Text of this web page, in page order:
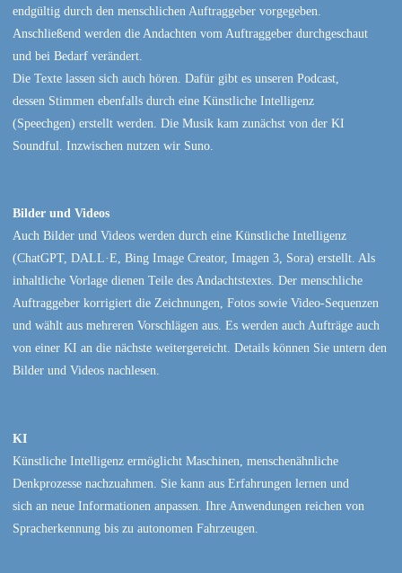
endgültig durch den menschlichen Auftraggeber vorgegeben.
Anschließend werden die Andachten vom Auftraggeber durchgeschaut
und bei Bedarf verändert.
Die Texte lassen sich auch hören. Dafür gibt es unseren Podcast,
dessen Stimmen ebenfalls durch eine Künstliche Intelligenz
(Speechgen) erstellt werden. Die Musik kam zunächst von der KI
Soundful. Inzwischen nutzen wir Suno.
Bilder und Videos
Auch Bilder und Videos werden durch eine Künstliche Intelligenz
(ChatGPT, DALL·E, Bing Image Creator, Imagen 3, Sora) erstellt. Als
inhaltliche Vorlage dienen Teile des Andachtstextes. Der menschliche
Auftraggeber korrigiert die Zeichnungen, Fotos sowie Video-Sequenzen
und wählt aus mehreren Vorschlägen aus. Es werden auch Aufträge auch
von einer KI an die nächste weitergereicht. Details können Sie untern den
Bilder und Videos nachlesen.
KI
Künstliche Intelligenz ermöglicht Maschinen, menschenähnliche
Denkprozesse nachzuahmen. Sie kann aus Erfahrungen lernen und
sich an neue Informationen anpassen. Ihre Anwendungen reichen von
Spracherkennung bis zu autonomen Fahrzeugen.